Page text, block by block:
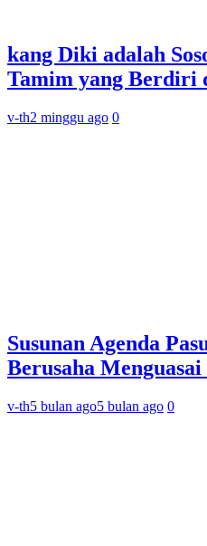
kang Diki adalah
Tamim yang Berdiri
v-th2 minggu ago 0
Susunan Agenda
Berusaha
v-th5 bulan ago5 bulan ago 0